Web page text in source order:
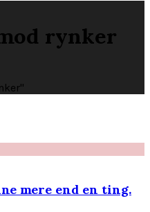
rynker
mere end en ting.